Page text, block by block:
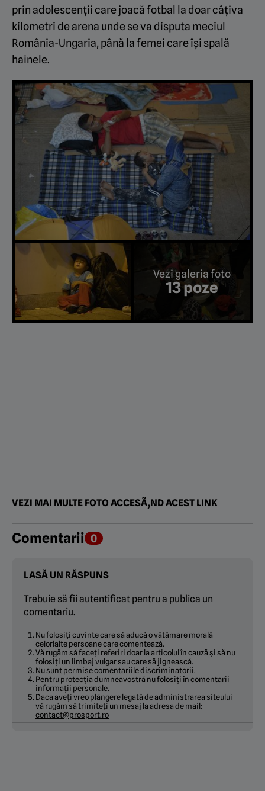
prin adolescenții care joacă fotbal la doar câțiva
kilometri de arena unde se va disputa meciul
România-Ungaria, până la femei care își spală
hainele.
Vezi galeria foto
13 poze
VEZI MAI MULTE FOTO ACCESÃ‚ND ACEST LINK
Comentarii 0
LASĂ UN RĂSPUNS
Trebuie să fii autentificat pentru a publica un
comentariu.
Nu folosiți cuvinte care să aducă o vătămare morală
celorlalte persoane care comentează.
Vă rugăm să faceți referiri doar la articolul în cauză și să nu
folosiți un limbaj vulgar sau care să jignească.
Nu sunt permise comentariile discriminatorii.
Pentru protecția dumneavostră nu folosiți în comentarii
informații personale.
Daca aveți vreo plângere legată de administrarea siteului
vă rugăm să trimiteți un mesaj la adresa de mail:
contact@prosport.ro